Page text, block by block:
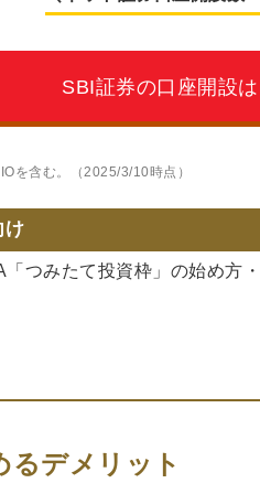
SBI証券の口座開設
を含む。（2025/3/10時点）
け
「つみたて投資枠」の始め方
るデメリット